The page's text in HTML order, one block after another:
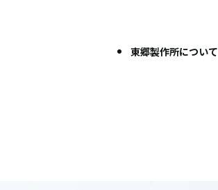
東郷製作所について